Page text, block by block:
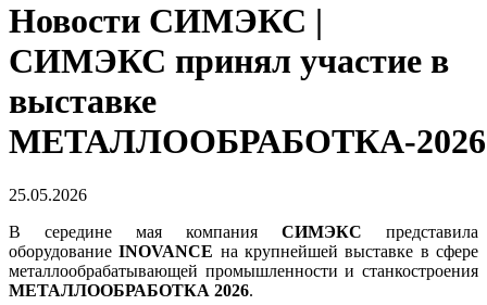
Новости СИМЭКС |
СИМЭКС принял участие в
выставке
МЕТАЛЛООБРАБОТКА-2026
25.05.2026
В середине мая компания СИМЭКС представила
оборудованиеINOVANCE на крупнейшей выставке в сфере
металлообрабатывающей промышленности и станкостроения
МЕТАЛЛООБРАБОТКА 2026.